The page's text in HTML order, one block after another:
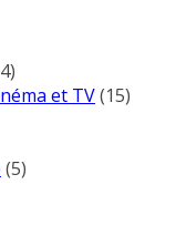
et TV(15)
(5)